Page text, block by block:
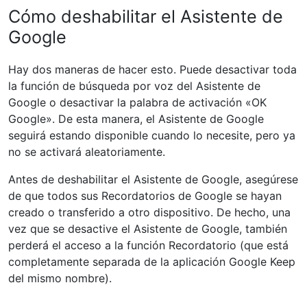
Cómo deshabilitar el Asistente de
Google
Hay dos maneras de hacer esto. Puede desactivar toda
la función de búsqueda por voz del Asistente de
Google o desactivar la palabra de activación «OK
Google». De esta manera, el Asistente de Google
seguirá estando disponible cuando lo necesite, pero ya
no se activará aleatoriamente.
Antes de deshabilitar el Asistente de Google, asegúrese
de que todos sus Recordatorios de Google se hayan
creado o transferido a otro dispositivo. De hecho, una
vez que se desactive el Asistente de Google, también
perderá el acceso a la función Recordatorio (que está
completamente separada de la aplicación Google Keep
del mismo nombre).